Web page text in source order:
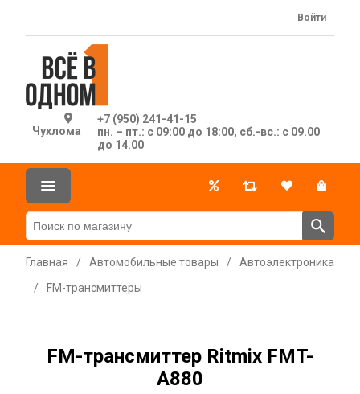
Чухлома
+7 (950) 241-41-15
пн. – пт.: с 09:00 до 18:00, сб.-вс.: с 09.00
до 14.00
Войти
Главная / Автомобильные товары /
Автоэлектроника
/
FM-трансмиттеры
FM-трансмиттер Ritmix FMT-
A880